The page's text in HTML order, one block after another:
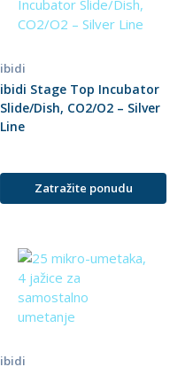
ibidi
ibidi Stage Top Incubator
Slide/Dish, CO2/O2 – Silver
Line
Zatražite ponudu
ibidi